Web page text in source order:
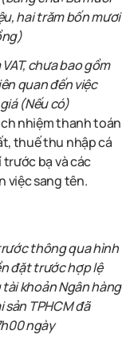
hai trăm bốn mươi
chưa bao gồm
quan đến việc
(Nếu có)
nhiệm thanh toán
thuế thu nhập cá
bạ và các
việc sang tên.
thông qua hình
đặt trước hợp lệ
tài khoản Ngân hàng
TPHCM đã
ngày